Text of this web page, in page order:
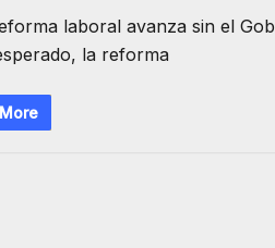
laboral avanza sin el
la reforma